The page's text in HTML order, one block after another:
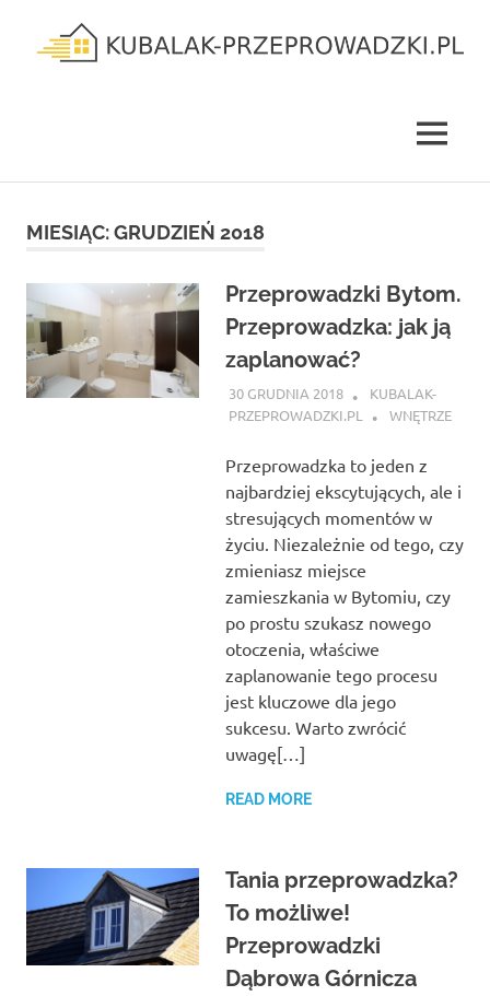
content
MENU
MIESIĄC:GRUDZIEŃ 2018
Przeprowadzki Bytom.
Przeprowadzka: jak ją
zaplanować?
30 GRUDNIA 2018
KUBALAK-
PRZEPROWADZKI.PL
WNĘTRZE
Przeprowadzka to jeden z
najbardziej ekscytujących, ale i
stresujących momentów w
życiu. Niezależnie od tego, czy
zmieniasz miejsce
zamieszkania w Bytomiu, czy
po prostu szukasz nowego
otoczenia, właściwe
zaplanowanie tego procesu
jest kluczowe dla jego
sukcesu. Warto zwrócić
uwagę[…]
READ MORE
Tania przeprowadzka?
To możliwe!
Przeprowadzki
Dąbrowa Górnicza